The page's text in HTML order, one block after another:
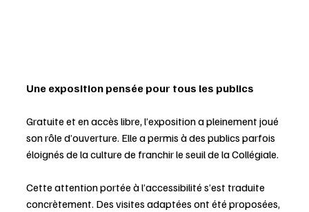
Une exposition pensée pour tous les publics
Gratuite et en accès libre, l’exposition a pleinement joué
son rôle d’ouverture. Elle a permis à des publics parfois
éloignés de la culture de franchir le seuil de la Collégiale.
Cette attention portée à l’accessibilité s’est traduite
concrètement. Des visites adaptées ont été proposées,